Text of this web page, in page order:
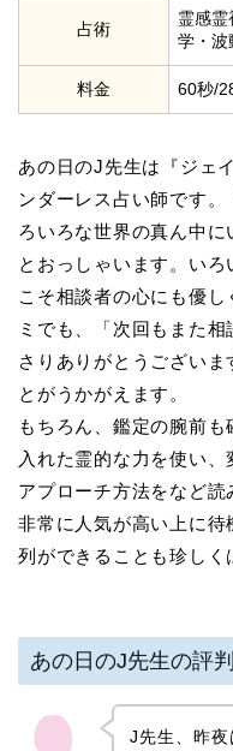
占術
霊感
学・波
料金 60秒/
あの日のJ先生は『ジェ
ンダーレス占い師です
ろいろな世界の真ん中
とおっしゃいます。い
こそ相談者の心にも優
ミでも、「次回もまた
さりありがとうござい
とがうかがえます。
もちろん、鑑定の腕前
入れた霊的な力を使い
アプローチ方法をなど読
非常に人気が高い上に
列ができることも珍しく
あの日のJ先生の評
J先生、昨